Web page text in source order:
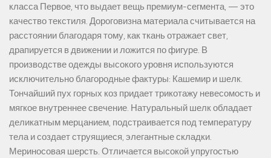
класса Первое, что выдает вещь премиум-сегмента, — это
качество текстиля. Дороговизна материала считывается на
расстоянии благодаря тому, как ткань отражает свет,
драпируется в движении и ложится по фигуре. В
производстве одежды высокого уровня используются
исключительно благородные фактуры: Кашемир и шелк.
Тончайший пух горных коз придает трикотажу невесомость и
мягкое внутреннее свечение. Натуральный шелк обладает
деликатным мерцанием, подстраивается под температуру
тела и создает струящиеся, элегантные складки.
Мериносовая шерсть. Отличается высокой упругостью